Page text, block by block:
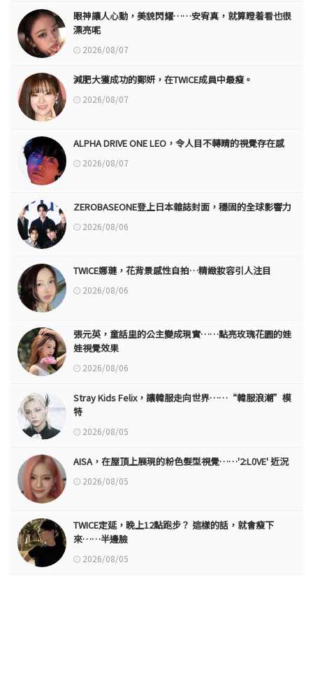
眼神讓人心動，美貌閃耀……安宥真，就算瞪着看也很
漂亮呢
2026/08/07
減肥大獲成功的鄭妍，在TWICE成員中最瘦。
2026/08/07
ALPHA DRIVE ONE LEO，令人目不轉睛的視覺存在感
2026/08/07
ZEROBASEONE登上日本雜誌封面，穩固的全球影響力
2026/08/06
TWICE娜璉，花背景感性自拍…精緻妝容引人注目
2026/08/06
張元英，童話里的公主變成現實……點亮玫瑰花園的娃
娃視覺效果
2026/08/06
Stray Kids Felix，讓韓服走向世界……“韓服浪潮”模
特
2026/08/05
AISA，在屋頂上展現的粉色髮型視覺……'2:L0VE' 近況
2026/08/05
TWICE定延，晚上12點跑步？ 這樣的話，就會瘦下
來……半邊臉
2026/08/05